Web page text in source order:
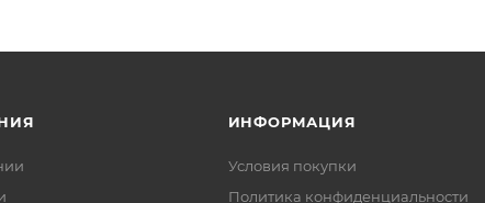
ИНФОРМАЦИЯ
Условия покупки
Политика конфиденциальности